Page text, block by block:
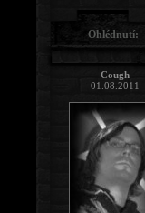
Ohlédnutí:
Cough
01.08.2011